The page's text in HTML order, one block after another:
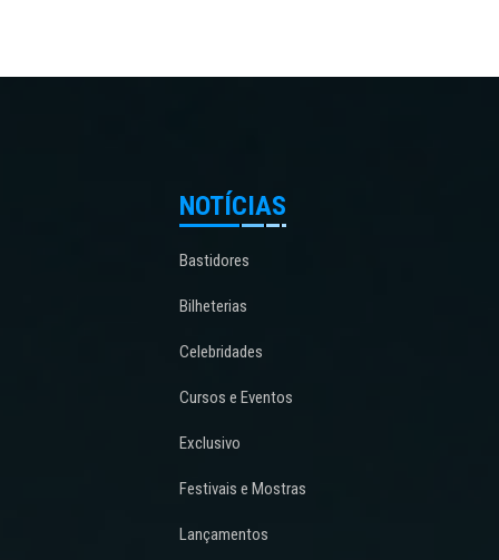
NOTÍCIAS
Bastidores
Bilheterias
Celebridades
Cursos e Eventos
Exclusivo
Festivais e Mostras
Lançamentos